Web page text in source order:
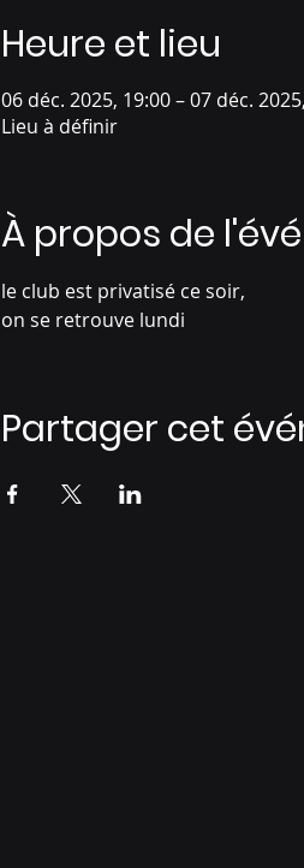
Heure et lieu
06 déc. 2025, 19:00 – 07 déc.
Lieu à définir
À propos de
le club est privatisé ce soir,
on se retrouve lundi
Partager cet